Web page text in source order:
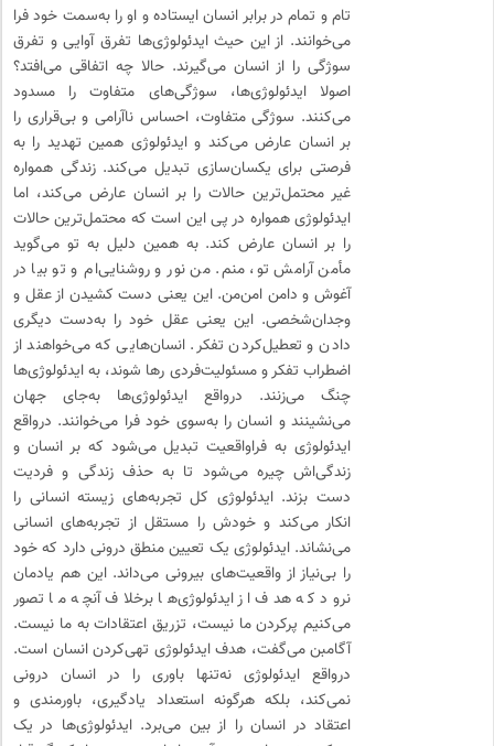
تام و تمام در برابر انسان ایستاده و او را به‌سمت خود فرا
می‌خوانند. از این حیث ایدئولوژی‌ها تفرق آوایی و تفرق
سوژگی را از انسان می‌گیرند. حالا چه اتفاقی می‌افتد؟
اصولا ایدئولوژی‌ها، سوژگی‌های متفاوت را مسدود
می‌کنند. سوژگی متفاوت، احساس ناآرامی و بی‌قراری را
بر انسان عارض می‌کند و ایدئولوژی همین تهدید را به
فرصتی برای یکسان‌سازی تبدیل می‌کند. زندگی همواره
غیر محتمل‌ترین حالات را بر انسان عارض می‌کند، اما
ایدئولوژی همواره در پی این است که محتمل‌ترین حالات
را بر انسان عارض کند. به همین دلیل به تو می‌گوید
مأمن آرامش تو، منم. من نور و روشنایی‌ام و تو بیا در
آغوش و دامن امن‌من. این یعنی دست کشیدن از عقل و
وجدان‌شخصی. این یعنی عقل خود را به‌دست دیگری
دادن و تعطیل‌کردن تفکر. انسان‌هایی که می‌خواهند از
اضطراب تفکر و مسئولیت‌فردی رها شوند، به ایدئولوژی‌ها
چنگ می‌زنند. درواقع ایدئولوژی‌ها به‌جای جهان
می‌نشینند و انسان را به‌سوی خود فرا می‌خوانند. درواقع
ایدئولوژی به فراواقعیت تبدیل می‌شود که بر انسان و
زندگی‌اش چیره می‌شود تا به حذف زندگی و فردیت
دست بزند. ایدئولوژی کل تجربه‌های زیسته انسانی را
انکار می‌کند و خودش را مستقل از تجربه‌های انسانی
می‌نشاند. ایدئولوژی یک تعیین منطق درونی دارد که خود
را بی‌نیاز از واقعیت‌های بیرونی می‌داند. این هم یادمان
نرود که هدف از ایدئولوژی‌ها برخلاف آنچه ما تصور
می‌کنیم پرکردن ما نیست، تزریق اعتقادات به ما نیست.
آگامبن می‌گفت، هدف ایدئولوژی تهی‌کردن انسان است.
درواقع ایدئولوژی نه‌تنها باوری را در انسان درونی
نمی‌کند، بلکه هرگونه استعداد یادگیری، باورمندی و
اعتقاد در انسان را از بین می‌برد. ایدئولوژی‌ها در یک